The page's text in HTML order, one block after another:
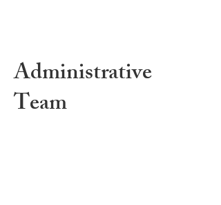
Administrative
Team